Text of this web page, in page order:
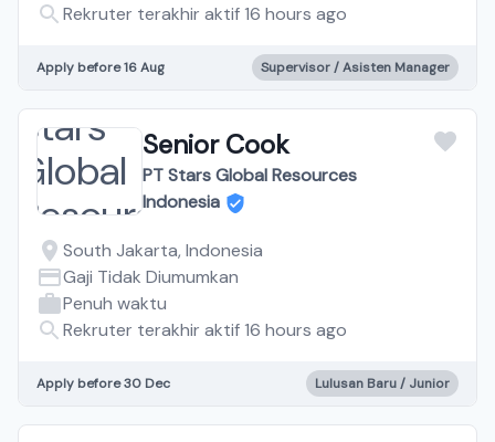
Rekruter terakhir aktif 16 hours ago
Apply before 16 Aug Supervisor / Asisten Manager
Senior Cook
PT Stars Global Resources
Indonesia
South Jakarta, Indonesia
Gaji Tidak Diumumkan
Penuh waktu
Rekruter terakhir aktif 16 hours ago
Apply before 30 Dec Lulusan Baru / Junior